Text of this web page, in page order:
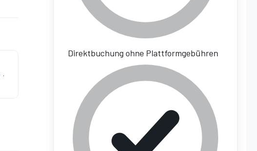
Direktbuchung ohne Plattformgebühren